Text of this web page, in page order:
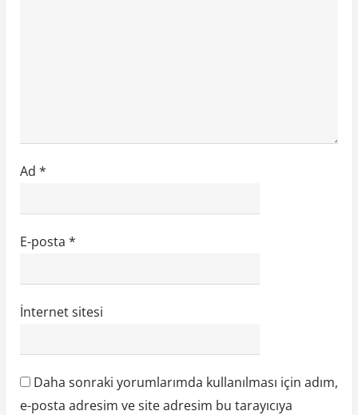
Ad *
E-posta *
İnternet sitesi
Daha sonraki yorumlarımda kullanılması için adım,
e-posta adresim ve site adresim bu tarayıcıya